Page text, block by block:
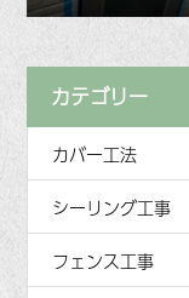
カテゴリー
カバー工法
シーリング工事
フェンス工事